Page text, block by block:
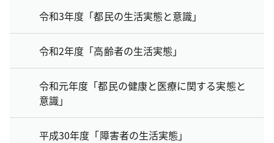
令和3年度「都民の生活実態と意識」
令和2年度「高齢者の生活実態」
令和元年度「都民の健康と医療に関する実態と
意識」
平成30年度「障害者の生活実態」